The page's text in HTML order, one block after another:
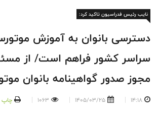
نایب رئیس فدراسیون تاکید کرد:
دسترسی بانوان به آموزش
سراسر کشور فراهم است/ از
مجوز صدور گواهینامه بانوان‌
14:18
1405/03/25
1063 چاپ